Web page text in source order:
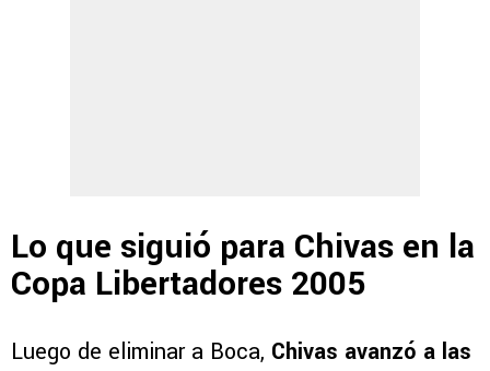
Lo que siguió para Chivas en la
Copa Libertadores 2005
Luego de eliminar a Boca, Chivas avanzó a las